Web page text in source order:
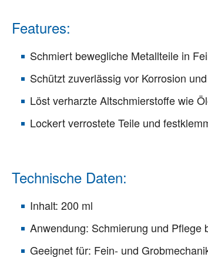
Features:
Schmiert bewegliche Metallteile in
Schützt zuverlässig vor Korrosion
Löst verharzte Altschmierstoffe wie
Lockert verrostete Teile und
Technische Daten:
Inhalt: 200 ml
Anwendung: Schmierung und Pflege
Geeignet für: Fein- und